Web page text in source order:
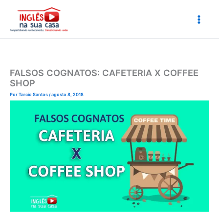
conteúdo
FALSOS COGNATOS: CAFETERIA X COFFEE
SHOP
PorTarcio Santos/agosto 8, 2018